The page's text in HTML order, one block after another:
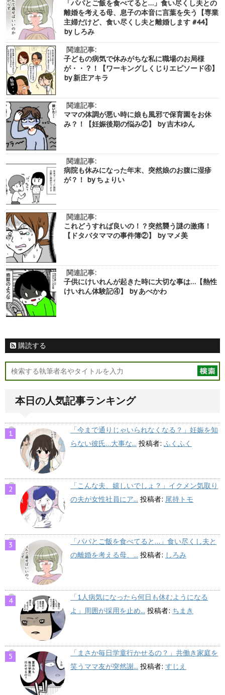
「パパとご飯を食べてると…」食い尽くし夫との
離婚を考える母、息子の本音に言葉を失う【専業
主婦だけど、食い尽くし夫と離婚します #44】
by しろみ
関連記事:
子どもの病気で休みがちな私に職場のお局様
が・・？！【ワーキングしくじりエピソード④】
by 新庄アキラ
関連記事:
ママの体調が悪い時に娘も風邪で保育園をお休
み？！【妊娠後期の悩み②】 by 吉木ゆん
関連記事:
病院も休みになった年末、突然娘のお腹に湿疹
が？！ by ちょりい
関連記事:
これどうすれば良いの！？突然襲う謎の激痛！
【ドタバタママの事件簿②】 by マメ美
関連記事:
子供にけいれんが起きた時に大切な事は…【熱性
けいれん体験記④】 by あべかわ
購読する
本日の人気記事ランキング
「今まで通りじゃいられなくなる？」妊娠を知
らない彼氏…大事な... 投稿者: ふくふく
「こんな夫、嬉しいでしょ？」イクメン気取り
の夫が女性社員にア... 投稿者: 尾持トモ
「パパとご飯を食べてると…」食い尽くし夫と
の離婚を考える母、... 投稿者: しろみ
「1人病気になったら何日も休むようになる
よ」周囲が採用を止め... 投稿者: ちまき
「まさか毎日学童行かせるの？」共働き家庭を
笑うママ友が突然謝... 投稿者: すじえ